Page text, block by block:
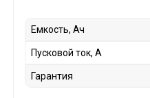
Емкость, Ач
Пусковой ток, А
Гарантия